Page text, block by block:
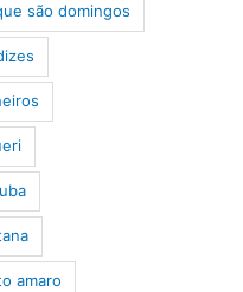
são domingos
amaro